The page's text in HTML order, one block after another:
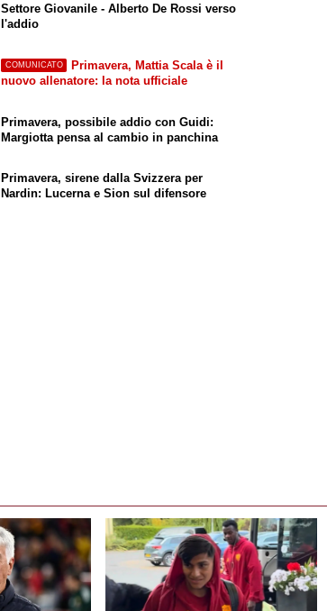
Settore Giovanile - Alberto De Rossi verso
l'addio
COMUNICATO
Primavera, Mattia Scala è il
nuovo allenatore: la nota ufficiale
Primavera, possibile addio con Guidi:
Margiotta pensa al cambio in panchina
Primavera, sirene dalla Svizzera per
Nardin: Lucerna e Sion sul difensore